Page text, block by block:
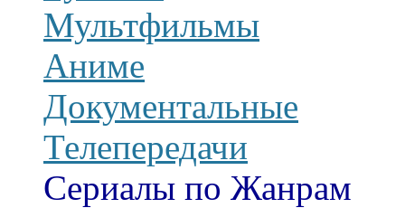
Мультфильмы
Аниме
Документальные
Телепередачи
Сериалы по Жанрам